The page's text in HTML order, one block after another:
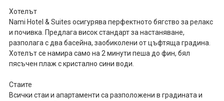
Хотелът
Nami Hotel & Suites осигурява перфектното бягство за релакс
и почивка. Предлага висок стандарт за настаняване,
разполага с два басейна, заобиколени от цъфтяща градина.
Хотелът се намира само на 2 минути пеша до фин, бял
пясъчен плаж с кристално сини води.
Стаите
Всички стаи и апартаменти са разположени в градината и